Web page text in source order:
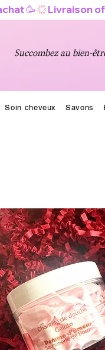
🥳
Succombez au bien-
Soin cheveux Savons